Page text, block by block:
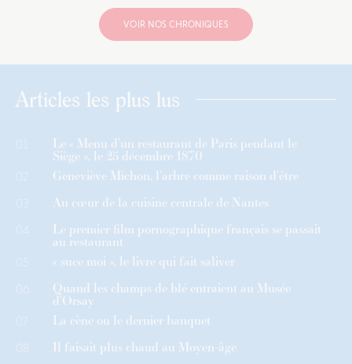
VOIR NOS CHRONIQUES
Articles les plus lus
Le « Menu d’un restaurant de Paris pendant le
Siège », le 25 décembre 1870
Geneviève Michon, l’arbre comme raison d’être
Au cœur de la cuisine centrale de Nantes
Le premier film pornographique français se passait
au restaurant
« suce moi », le livre qui fait saliver
06 Quand les champs de blé entraient au Musée
d’Orsay
07 La cène ou le dernier banquet
Il faisait plus chaud au Moyen-âge